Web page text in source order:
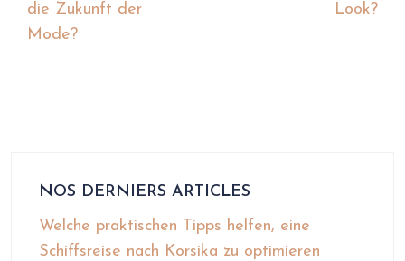
die Zukunft der
Mode?
Look?
NOS DERNIERS ARTICLES
Welche praktischen Tipps helfen, eine
Schiffsreise nach Korsika zu optimieren